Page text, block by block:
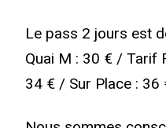
Le pass 2 jours est
Quai M : 30 € / Tarif
34 € / Sur Place : 36